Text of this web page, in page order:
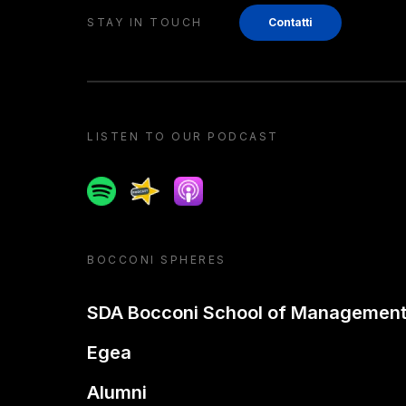
STAY IN TOUCH Contatti
LISTEN TO OUR PODCAST
SpotifySpreakerApple podcast
BOCCONI SPHERES
SDA Bocconi School of Management
Egea
Alumni